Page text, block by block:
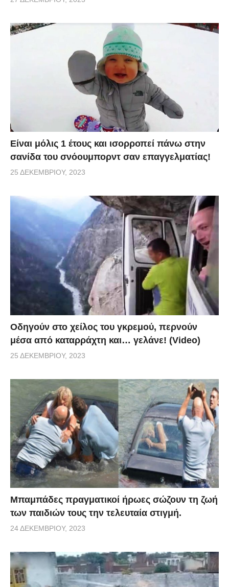
Είναι μόλις 1 έτους και ισορροπεί πάνω στην
σανίδα του σνόουμπορντ σαν επαγγελματίας!
25 ΔΕΚΕΜΒΡΊΟΥ, 2023
Οδηγούν στο χείλος του γκρεμού, περνούν
μέσα από καταρράχτη και… γελάνε! (Video)
25 ΔΕΚΕΜΒΡΊΟΥ, 2023
Μπαμπάδες πραγματικοί ήρωες σώζουν τη ζωή
των παιδιών τους την τελευταία στιγμή.
24 ΔΕΚΕΜΒΡΊΟΥ, 2023